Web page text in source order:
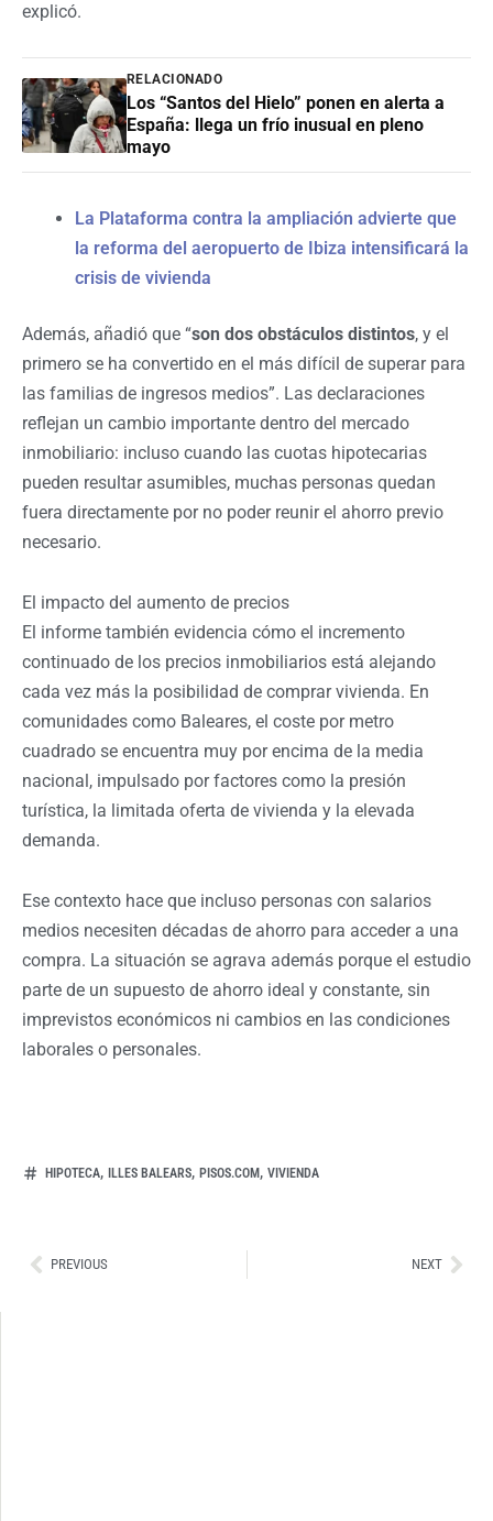
explicó.
RELACIONADO
Los “Santos del Hielo” ponen en alerta a
España: llega un frío inusual en pleno
mayo
La Plataforma contra la ampliación advierte que
la reforma del aeropuerto de Ibiza intensificará la
crisis de vivienda
Además, añadió que “son dos obstáculos distintos, y el
primero se ha convertido en el más difícil de superar para
las familias de ingresos medios”. Las declaraciones
reflejan un cambio importante dentro del mercado
inmobiliario: incluso cuando las cuotas hipotecarias
pueden resultar asumibles, muchas personas quedan
fuera directamente por no poder reunir el ahorro previo
necesario.
El impacto del aumento de precios
El informe también evidencia cómo el incremento
continuado de los precios inmobiliarios está alejando
cada vez más la posibilidad de comprar vivienda. En
comunidades como Baleares, el coste por metro
cuadrado se encuentra muy por encima de la media
nacional, impulsado por factores como la presión
turística, la limitada oferta de vivienda y la elevada
demanda.
Ese contexto hace que incluso personas con salarios
medios necesiten décadas de ahorro para acceder a una
compra. La situación se agrava además porque el estudio
parte de un supuesto de ahorro ideal y constante, sin
imprevistos económicos ni cambios en las condiciones
laborales o personales.
HIPOTECA, ILLES BALEARS, PISOS.COM , VIVIENDA
AntPREVIOUS NEXT